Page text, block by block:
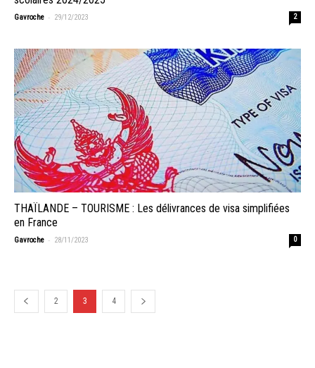
Gavroche - 29/12/2023 2
THAÏLANDE – TOURISME : Les délivrances de visa simplifiées
en France
Gavroche - 28/11/2023 0
2 3 4